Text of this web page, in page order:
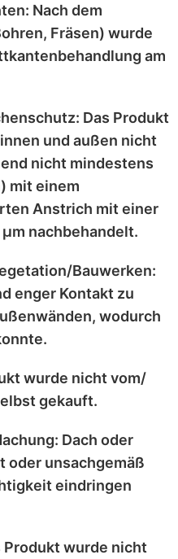
Nach dem
Fräsen) wurde
am
Das Produkt
innen und außen nicht
nicht mindestens
mit einem
Anstrich mit einer
nachbehandelt.
Bauwerken:
enger Kontakt zu
, wodurch
wurde nicht vom/
gekauft.
Dach oder
oder unsachgemäß
eindringen
Produkt wurde nicht